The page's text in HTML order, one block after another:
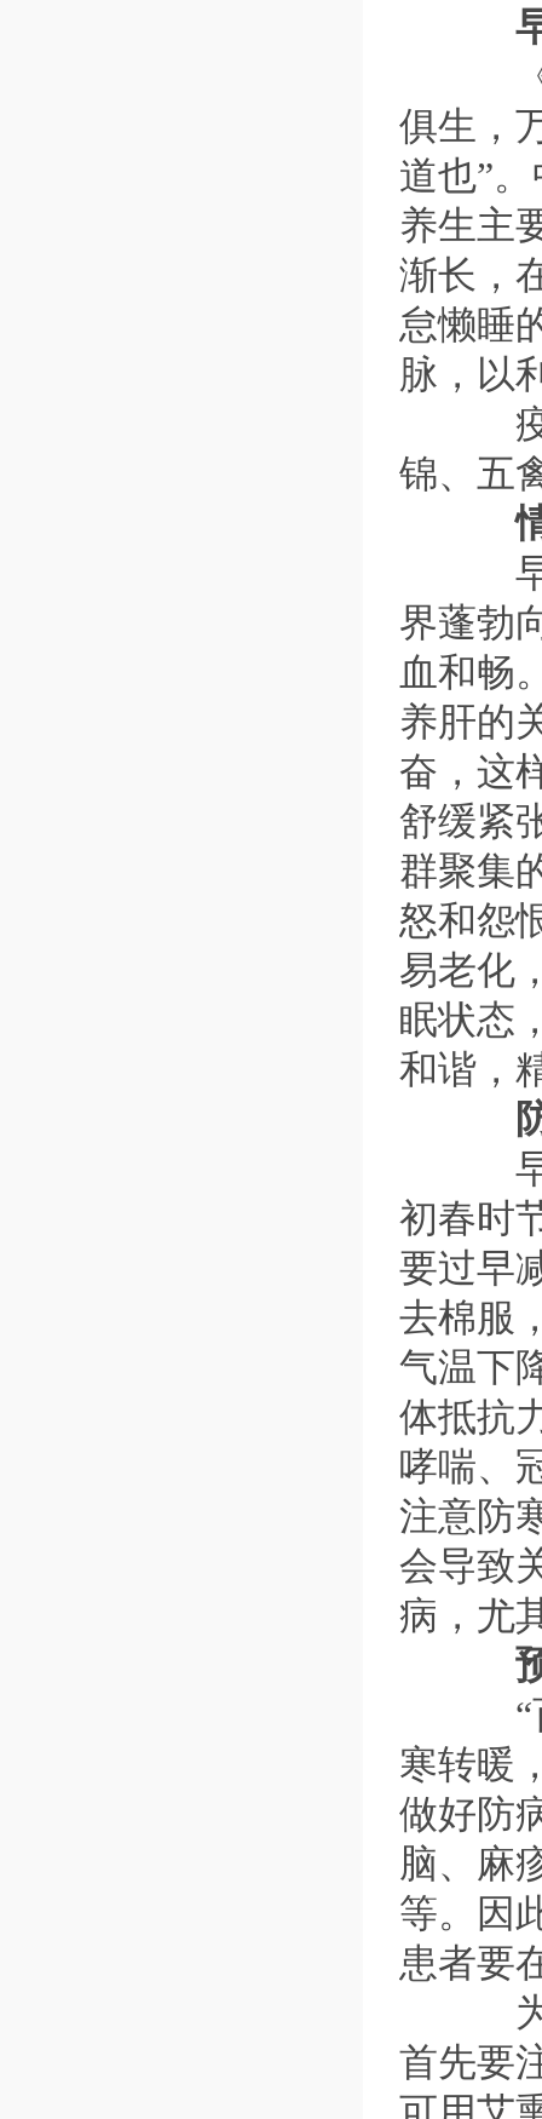
早
《
俱生，
道也”
养生主
渐长，
怠懒睡
脉，以
疫
锦、五
情
早
界蓬勃
血和畅
养肝的
奋，这
舒缓紧
群聚集
怒和怨
易老化
眠状态
和谐，
防
早
初春时
要过早
去棉服
气温下
体抵抗
哮喘、
注意防
会导致
病，尤
预
“百
寒转暖
做好防
脑、麻
等。因
患者要
为
首先要